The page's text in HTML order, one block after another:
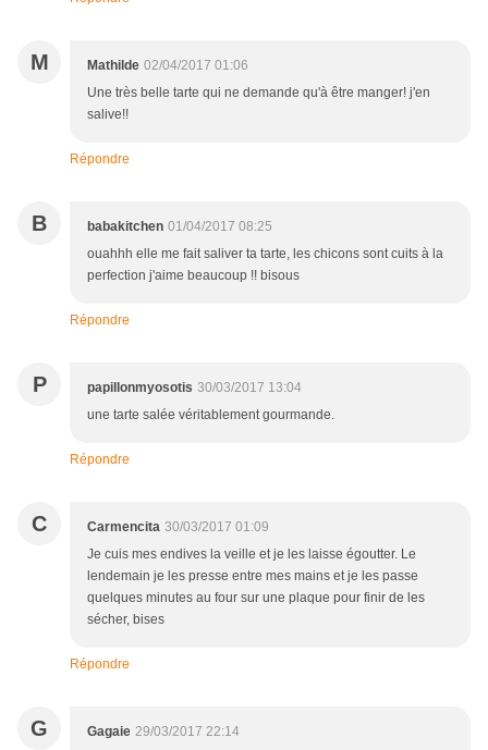
M Mathilde 02/04/2017 01:06
Une très belle tarte qui ne demande qu'à être manger! j'en
salive!!
Répondre
B babakitchen 01/04/2017 08:25
ouahhh elle me fait saliver ta tarte, les chicons sont cuits à la
perfection j'aime beaucoup !! bisous
Répondre
P papillonmyosotis 30/03/2017 13:04
une tarte salée véritablement gourmande.
Répondre
C Carmencita 30/03/2017 01:09
Je cuis mes endives la veille et je les laisse égoutter. Le
lendemain je les presse entre mes mains et je les passe
quelques minutes au four sur une plaque pour finir de les
sécher, bises
Répondre
G Gagaie 29/03/2017 22:14